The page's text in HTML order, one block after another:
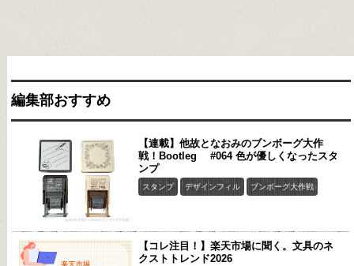
編集部おすすめ
【連載】他故となおみのブンボーグ大作
戦！Bootleg #064 色が優しくなったスタ
ンプ
スタンプ デザインフィル ブンボーグ大作戦
【コレ注目！】楽天市場に聞く。文具のネ
クストトレンド2026